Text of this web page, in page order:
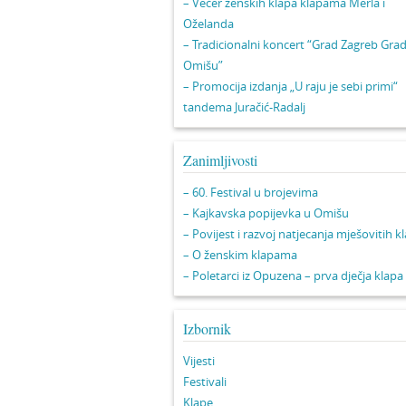
Oželanda
– Tradicionalni koncert “Grad Zagreb Grad
Omišu”
– Promocija izdanja „U raju je sebi primi“
tandema Juračić-Radalj
Zanimljivosti
– 60. Festival u brojevima
– Kajkavska popijevka u Omišu
– Povijest i razvoj natjecanja mješovitih
– O ženskim klapama
– Poletarci iz Opuzena – prva dječja klapa
Izbornik
Vijesti
Festivali
Klape